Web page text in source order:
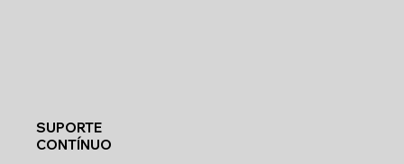
SUPORTE
CONTÍNUO